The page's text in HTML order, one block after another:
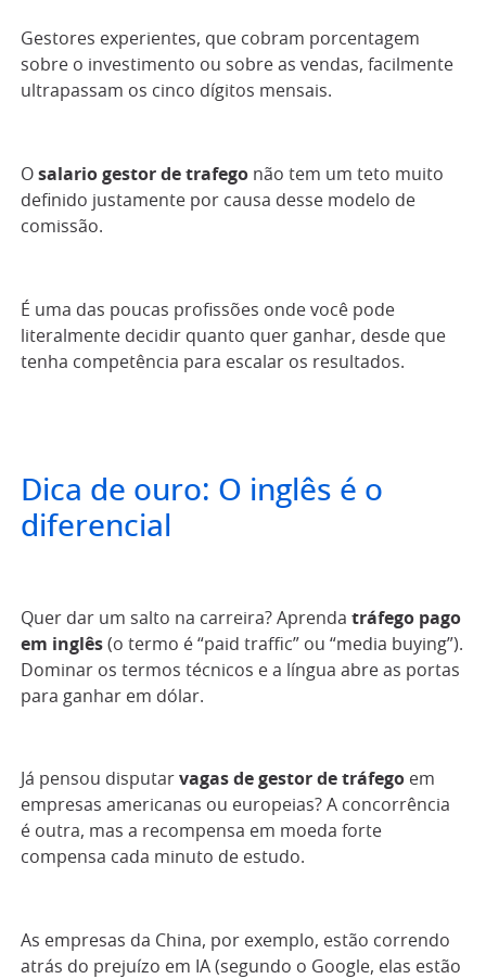
Gestores experientes, que cobram porcentagem
sobre o investimento ou sobre as vendas, facilmente
ultrapassam os cinco dígitos mensais.
O salario gestor de trafego não tem um teto muito
definido justamente por causa desse modelo de
comissão.
É uma das poucas profissões onde você pode
literalmente decidir quanto quer ganhar, desde que
tenha competência para escalar os resultados.
Dica de ouro: O inglês é o
diferencial
Quer dar um salto na carreira? Aprenda tráfego pago
em inglês (o termo é “paid traffic” ou “media buying”).
Dominar os termos técnicos e a língua abre as portas
para ganhar em dólar.
Já pensou disputar vagas de gestor de tráfego em
empresas americanas ou europeias? A concorrência
é outra, mas a recompensa em moeda forte
compensa cada minuto de estudo.
As empresas da China, por exemplo, estão correndo
atrás do prejuízo em IA (segundo o Google, elas estão